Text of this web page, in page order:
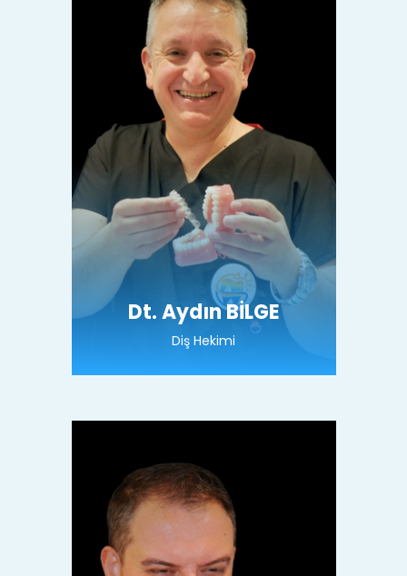
Dt. Aydın BİLGE
Diş Hekimi